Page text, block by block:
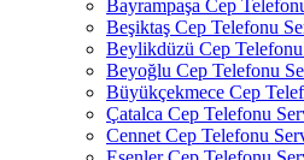
Bayrampaşa Cep
Beşiktaş Cep Telefonu
Beylikdüzü Cep
Beyoğlu Cep Telefonu
Büyükçekmece Cep
Çatalca Cep Telefonu
Cennet Cep Telefonu